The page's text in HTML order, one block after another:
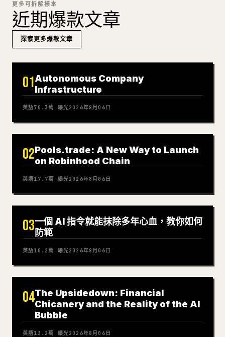
更多可拆解樣本
近期爆款文章
探索更多爆款文章
01Autonomous Company
Infrastructure
英語70.3萬 曝光2026年8月06日
02Pools.trade: A New Way to Launch
on Robinhood Chain
英語17.7萬 曝光2026年8月06日
03一個 AI 指令就能抹除多年心血，教你如何
防範
英語10.2萬 曝光2026年8月06日
04The Upsidedown: Financial
Chicanery and the Reality of the AI
Bubble
英語13.2萬 曝光2026年8月06日